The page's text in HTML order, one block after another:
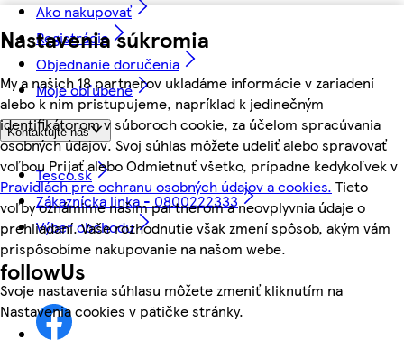
Nastavenia súkromia
My a našich 18 partnerov ukladáme informácie v zariadení
alebo k nim pristupujeme, napríklad k jedinečným
identifikátorom v súboroch cookie, za účelom spracúvania
osobných údajov. Svoj súhlas môžete udeliť alebo spravovať
voľbou Prijať alebo Odmietnuť všetko, prípadne kedykoľvek v
Pravidlách pre ochranu osobných údajov a cookies. Tieto
voľby oznámime našim partnerom a neovplyvnia údaje o
prehliadaní. Vaše rozhodnutie však zmení spôsob, akým vám
prispôsobíme nakupovanie na našom webe.
Svoje nastavenia súhlasu môžete zmeniť kliknutím na
Nastavenia cookies v pätičke stránky.
Ako nakupovať
Registrácia
Objednanie doručenia
Moje obľúbené
Kontaktujte nás
Tesco.sk
Zákaznícka linka - 0800222333
Výber obchodu
followUs